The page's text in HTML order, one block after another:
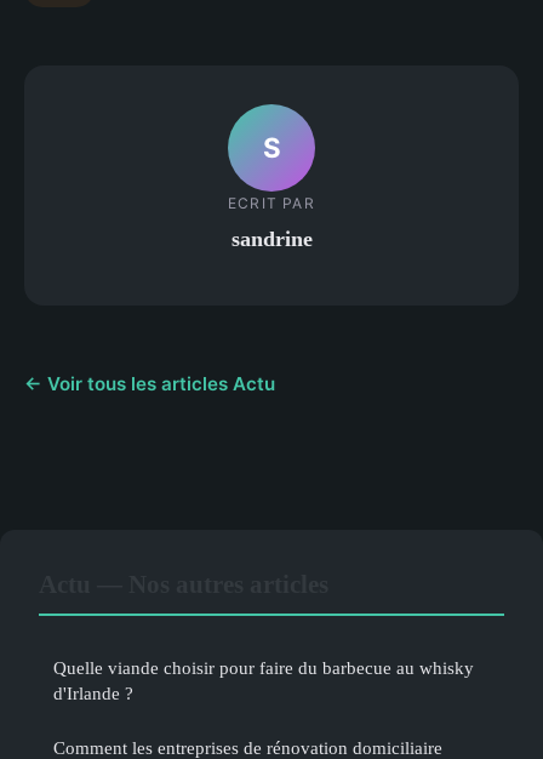
S
ECRIT PAR
sandrine
← Voir tous les articles Actu
Quelle viande choisir pour faire du barbecue au whisky
d'Irlande ?
Comment les entreprises de rénovation domiciliaire